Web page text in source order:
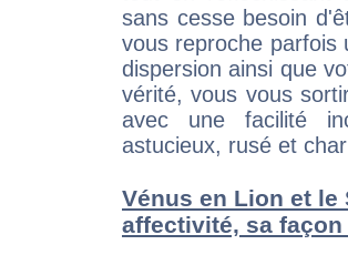
sans cesse besoin
vous reproche parfois
dispersion ainsi que
vérité, vous vous
avec une facilité
astucieux, rusé et
Vénus en Lion et le
affectivité, sa